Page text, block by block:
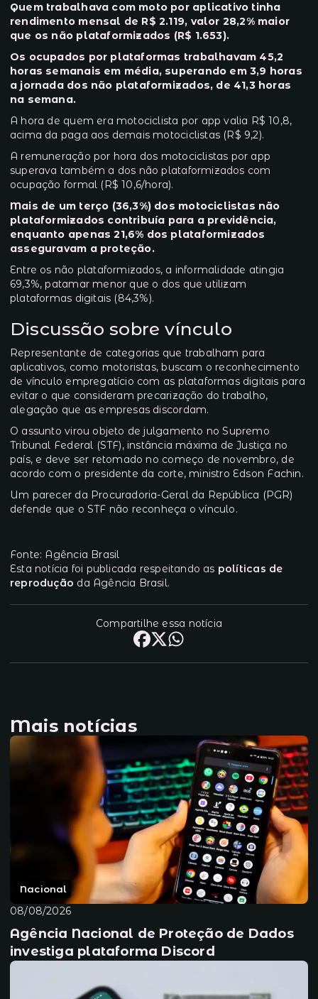
Quem trabalhava com moto por aplicativo tinha
rendimento mensal de R$ 2.119, valor 28,2% maior
que os não plataformizados (R$ 1.653).
Os ocupados por plataformas trabalhavam 45,2
horas semanais em média, superando em 3,9 horas
a jornada dos não plataformizados, de 41,3 horas
na semana.
A hora de quem era motociclista por app valia R$ 10,8,
acima da paga aos demais motociclistas (R$ 9,2).
A remuneração por hora dos motociclistas por app
superava também a dos não plataformizados com
ocupação formal (R$ 10,6/hora).
Mais de um terço (36,3%) dos motociclistas não
plataformizados contribuía para a previdência,
enquanto apenas 21,6% dos plataformizados
asseguravam a proteção.
Entre os não plataformizados, a informalidade atingia
69,3%, patamar menor que o dos que utilizam
plataformas digitais (84,3%).
Discussão sobre vínculo
Representante de categorias que trabalham para
aplicativos, como motoristas, buscam o reconhecimento
de vínculo empregatício com as plataformas digitais para
evitar o que consideram precarização do trabalho,
alegação que as empresas discordam.
O assunto virou objeto de julgamento no Supremo
Tribunal Federal (STF), instância máxima de Justiça no
país, e deve ser retomado no começo de novembro, de
acordo com o presidente da corte, ministro Edson Fachin.
Um parecer da Procuradoria-Geral da República (PGR)
defende que o STF não reconheça o vínculo.
Fonte: Agência Brasil
Esta notícia foi publicada respeitando as políticas de
reprodução da Agência Brasil.
Compartilhe essa notícia
Mais notícias
Nacional
08/08/2026
Agência Nacional de Proteção de Dados
investiga plataforma Discord